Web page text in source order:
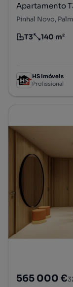
Apartamento
Pinhal Novo,
Tipologia
T3
Preço por metro
140 m²
HS Imóveis
Profissional
565 000 €